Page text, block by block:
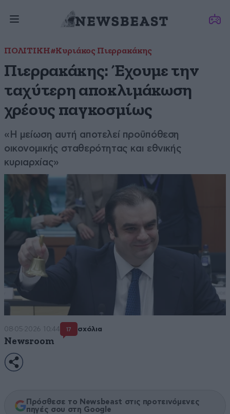
ΠΟΛΙΤΙΚΗ#Κυριάκος Πιερρακάκης
Πιερρακάκης: Έχουμε την
ταχύτερη αποκλιμάκωση
χρέους παγκοσμίως
«Η μείωση αυτή αποτελεί προϋπόθεση
οικονομικής σταθερότητας και εθνικής
κυριαρχίας»
08·05·2026 10:44 17 σχόλια
Newsroom
Πρόσθεσε το Newsbeast στις προτεινόμενες
πηγές σου στη Google